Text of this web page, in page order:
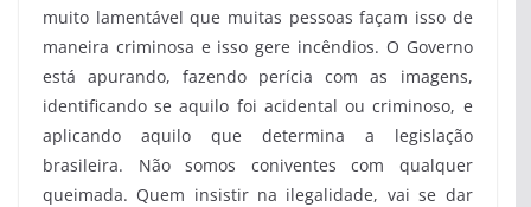
muito lamentável que muitas pessoas façam isso de
maneira criminosa e isso gere incêndios. O Governo
está apurando, fazendo perícia com as imagens,
identificando se aquilo foi acidental ou criminoso, e
aplicando aquilo que determina a legislação
brasileira. Não somos coniventes com qualquer
queimada. Quem insistir na ilegalidade, vai se dar